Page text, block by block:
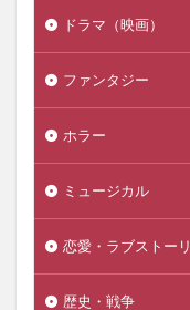
ドラマ（映画）
ファンタジー
ホラー
ミュージカル
恋愛・ラブストー
歴史・戦争